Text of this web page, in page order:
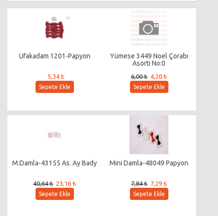
Ufakadam 1201-Papyon
5,34 ₺
Sepete Ekle
Yümese 3449 Noel Çorabı
Asorti No:0
6,00 ₺ 4,20 ₺
Sepete Ekle
M.Damla-43155 As. Ay Bady
40,64 ₺ 23,16 ₺
Sepete Ekle
Mini Damla-48049 Papyon
7,84 ₺ 7,29 ₺
Sepete Ekle